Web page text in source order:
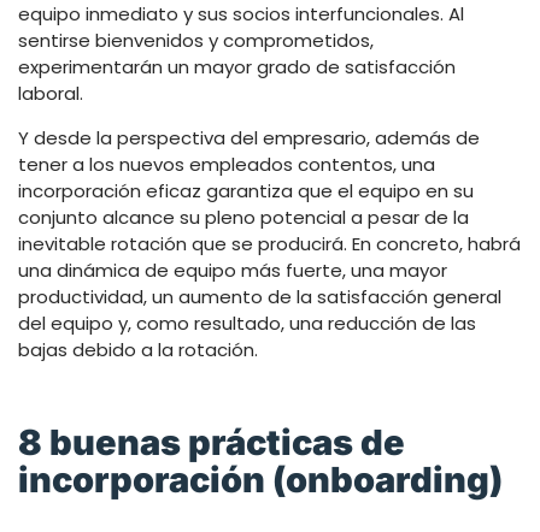
equipo inmediato y sus socios interfuncionales. Al
sentirse bienvenidos y comprometidos,
experimentarán un mayor grado de satisfacción
laboral.
Y desde la perspectiva del empresario, además de
tener a los nuevos empleados contentos, una
incorporación eficaz garantiza que el equipo en su
conjunto alcance su pleno potencial a pesar de la
inevitable rotación que se producirá. En concreto, habrá
una dinámica de equipo más fuerte, una mayor
productividad, un aumento de la satisfacción general
del equipo y, como resultado, una reducción de las
bajas debido a la rotación.
8 buenas prácticas de
incorporación (onboarding)